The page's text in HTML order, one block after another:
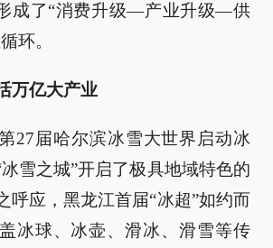
成了“消费升级—产业升级—供
环。
万亿大产业
27届哈尔滨冰雪大世界启动冰
雪之城”开启了极具地域特色的
呼应，黑龙江首届“冰超”如约而
冰球、冰壶、滑冰、滑雪等传